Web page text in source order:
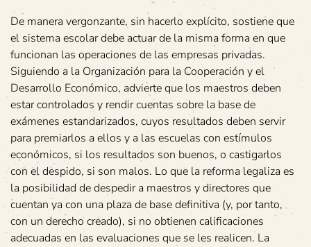
De manera vergonzante, sin hacerlo explícito, sostiene que
el sistema escolar debe actuar de la misma forma en que
funcionan las operaciones de las empresas privadas.
Siguiendo a la Organización para la Cooperación y el
Desarrollo Económico, advierte que los maestros deben
estar controlados y rendir cuentas sobre la base de
exámenes estandarizados, cuyos resultados deben servir
para premiarlos a ellos y a las escuelas con estímulos
económicos, si los resultados son buenos, o castigarlos
con el despido, si son malos. Lo que la reforma legaliza es
la posibilidad de despedir a maestros y directores que
cuentan ya con una plaza de base definitiva (y, por tanto,
con un derecho creado), si no obtienen calificaciones
adecuadas en las evaluaciones que se les realicen. La